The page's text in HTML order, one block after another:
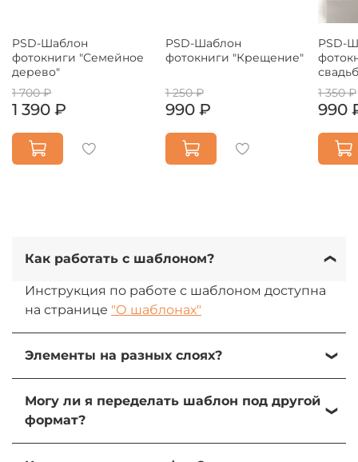
PSD-Шаблон
фотокниги "Семейное
дерево"
1 700 ₽
1 390 ₽
PSD-Шаблон
фотокниги "Крещение"
1 250 ₽
990 ₽
PSD-
1 350 ₽
990
Как работать с шаблоном?
Инструкция по работе с шаблоном доступна
на странице "О шаблонах"
Элементы на разных слоях?
желании их можно изменить, передвинуть
или удалить.
Могу ли я переделать шаблон под другой
формат?